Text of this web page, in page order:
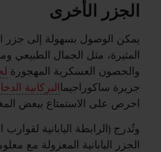
الجزر الأخرى
يمكن الوصول بسهولة إلى جزر
المثيرة، مثل الجمال الطبيعي
والحصون العسكرية المهجورة
جزيرة ساكوراجيما البركانية
احرص على الاستمتاع ببعض
وتُدرج (الرابطة اليابانية
الجزر اليابانية المعزولة مع